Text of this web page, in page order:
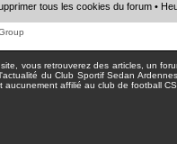
tous les cookies du forum •
vous retrouverez des articles, un
du Club Sportif Sedan
affilié au club de football